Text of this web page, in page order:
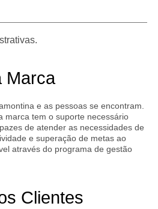
Marca
e as pessoas se encontram.
marca tem o suporte necessário
de atender as necessidades de
e superação de metas ao
através do programa de gestão
Clientes